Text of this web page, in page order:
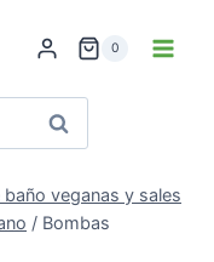
0
Buscar
veganas y sales
/ Bombas